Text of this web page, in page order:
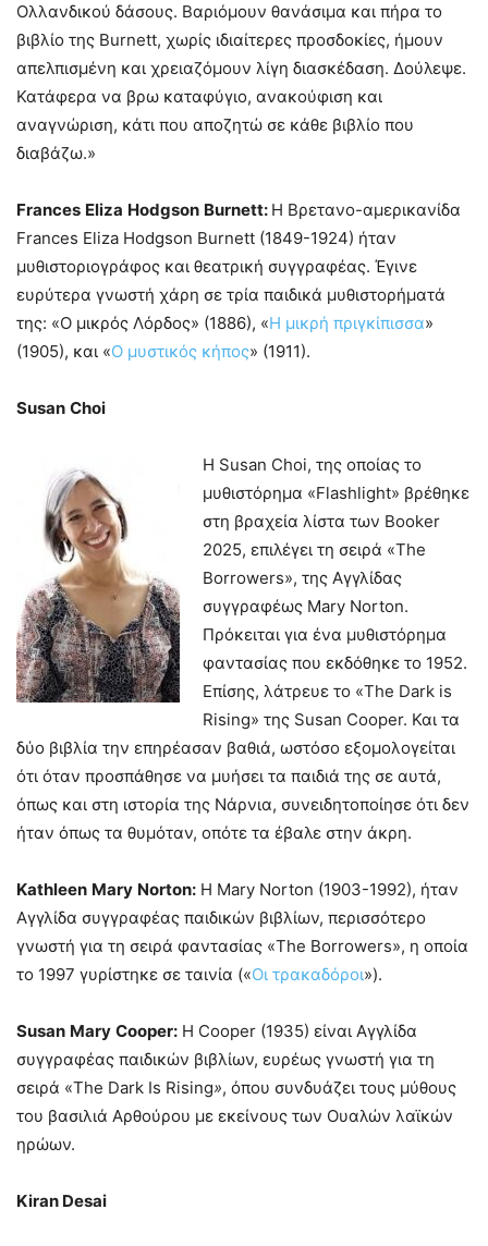
Ολλανδικού δάσους. Βαριόμουν θανάσιμα και πήρα το
βιβλίο της Burnett, χωρίς ιδιαίτερες προσδοκίες, ήμουν
απελπισμένη και χρειαζόμουν λίγη διασκέδαση. Δούλεψε.
Κατάφερα να βρω καταφύγιο, ανακούφιση και
αναγνώριση, κάτι που αποζητώ σε κάθε βιβλίο που
διαβάζω.»
Frances Eliza Hodgson Burnett: Η Βρετανο-αμερικανίδα
Frances Eliza Hodgson Burnett (1849-1924) ήταν
μυθιστοριογράφος και θεατρική συγγραφέας. Έγινε
ευρύτερα γνωστή χάρη σε τρία παιδικά μυθιστορήματά
της: «Ο μικρός Λόρδος» (1886), «Η μικρή πριγκίπισσα»
(1905), και «Ο μυστικός κήπος» (1911).
Susan Choi
Η Susan Choi, της οποίας το
μυθιστόρημα «Flashlight» βρέθηκε
στη βραχεία λίστα των Booker
2025, επιλέγει τη σειρά «The
Borrowers», της Αγγλίδας
συγγραφέως Mary Norton.
Πρόκειται για ένα μυθιστόρημα
φαντασίας που εκδόθηκε το 1952.
Επίσης, λάτρευε το «The Dark is
Rising» της Susan Cooper. Και τα
δύο βιβλία την επηρέασαν βαθιά, ωστόσο εξομολογείται
ότι όταν προσπάθησε να μυήσει τα παιδιά της σε αυτά,
όπως και στη ιστορία της Νάρνια, συνειδητοποίησε ότι δεν
ήταν όπως τα θυμόταν, οπότε τα έβαλε στην άκρη.
Kathleen Mary Norton: Η Mary Norton (1903-1992), ήταν
Αγγλίδα συγγραφέας παιδικών βιβλίων, περισσότερο
γνωστή για τη σειρά φαντασίας «The Borrowers», η οποία
το 1997 γυρίστηκε σε ταινία («Οι τρακαδόροι»).
Susan Mary Cooper: Η Cooper (1935) είναι Αγγλίδα
συγγραφέας παιδικών βιβλίων, ευρέως γνωστή για τη
σειρά «The Dark Is Rising», όπου συνδυάζει τους μύθους
του βασιλιά Αρθούρου με εκείνους των Ουαλών λαϊκών
ηρώων.
Kiran Desai